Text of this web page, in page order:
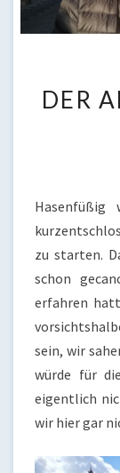
DER
zu starten.
schon
erfahren
sein, wir
würde für
eigentlich
wir hier gar